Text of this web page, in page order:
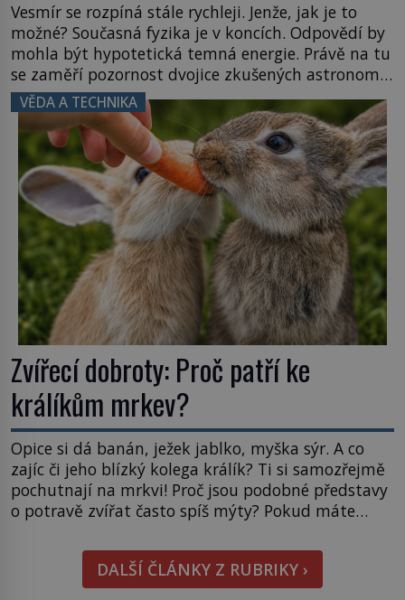
Vesmír se rozpíná stále rychleji. Jenže, jak je to
možné? Současná fyzika je v koncích. Odpovědí by
mohla být hypotetická temná energie. Právě na tu
se zaměří pozornost dvojice zkušených astronomů.
Namísto ní ale objeví něco mnohem
hmatatelnějšího. Naprosto rekordní kometu!
Astronomové Pedro Bernardinelli a Gary Bernstein
mravenčí prací zkoumají archivní snímky v rámci
Průzkumu temné energie […]
VĚDA A TECHNIKA
Zvířecí dobroty: Proč patří ke
králíkům mrkev?
Opice si dá banán, ježek jablko, myška sýr. A co
zajíc či jeho blízký kolega králík? Ti si samozřejmě
pochutnají na mrkvi! Proč jsou podobné představy
o potravě zvířat často spíš mýty? Pokud máte
i bude chutnat, ovšem měl by ji mít jen jako
občasný pamlsek. […]DALŠÍ ČLÁNKY Z RUBRIKY ›